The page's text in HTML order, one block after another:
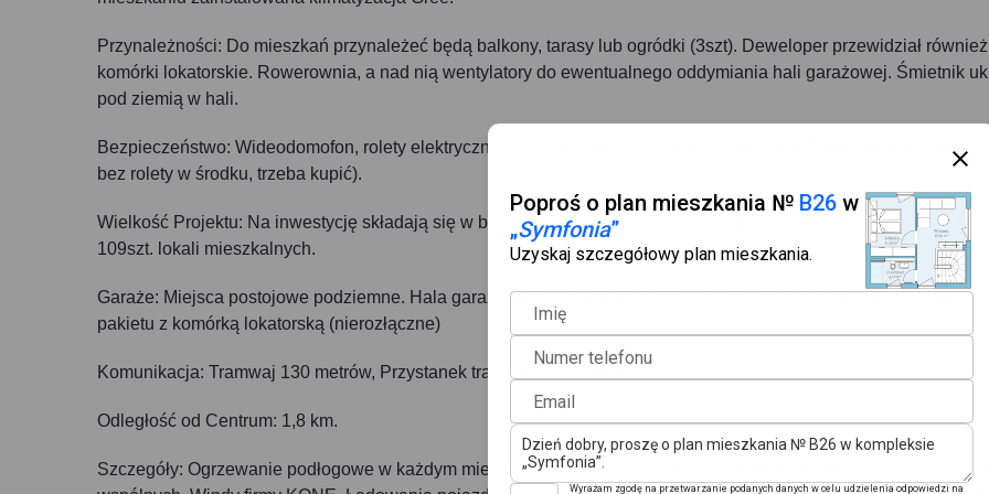
Poproś o plan mieszkania № B26 w
„Symfonia”
Uzyskaj szczegółowy plan mieszkania.
Imię
Numer telefonu
Email
Wyrażam zgodę na przetwarzanie podanych danych w celu udzielenia odpowiedzi na
Przynależności: Do mieszkań przynależeć będą balkony, tarasy lub ogródki (3szt). Deweloper przewidział również
komórki lokatorskie. Rowerownia, a nad nią wentylatory do ewentualnego oddymiania hali garażowej. Śmietnik
pod ziemią w hali.
Bezpieczeństwo: Wideodomofon, rolety elektryczne (w każdym mieszkaniu, tylko roleta podtynkowa z
bez rolety w środku, trzeba kupić).
Wielkość Projektu: Na inwestycję składają się w budynku A 102szt. mieszkania i apartamenty oraz w budynku B i C
109szt. lokali mieszkalnych.
Garaże: Miejsca postojowe podziemne. Hala garażowa ma 2 wjazdy. Wyższa cena za miejsce parkingowe dotyczy
pakietu z komórką lokatorską (nierozłączne)
Komunikacja: Tramwaj 130 metrów, Przystanek tranzytowy 200 metrów.
Odległość od Centrum: 1,8 km.
Szczegóły: Ogrzewanie podłogowe w każdym mieszkaniu. Czynsz 11zł mkw. Wykładzina na podłodze w częściach